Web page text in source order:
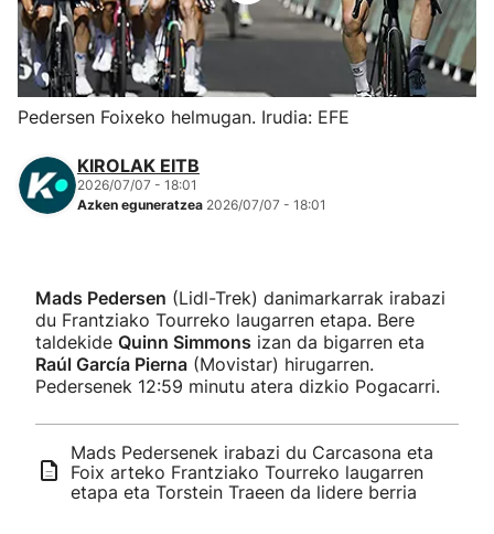
Herri-kirolak
Eskubaloia
Kirolak 360
Atletismoa
Kirol gehiago
"Helmuga"
Pedersen Foixeko helmugan. Irudia: EFE
KIROLAK EITB
2026/07/07 - 18:01
Azken eguneratzea 2026/07/07 - 18:01
Mads Pedersen (Lidl-Trek) danimarkarrak irabazi
du Frantziako Tourreko laugarren etapa. Bere
taldekide Quinn Simmons izan da bigarren eta
Raúl García Pierna (Movistar) hirugarren.
Pedersenek 12:59 minutu atera dizkio Pogacarri.
Mads Pedersenek irabazi du Carcasona eta
Foix arteko Frantziako Tourreko laugarren
etapa eta Torstein Traeen da lidere berria